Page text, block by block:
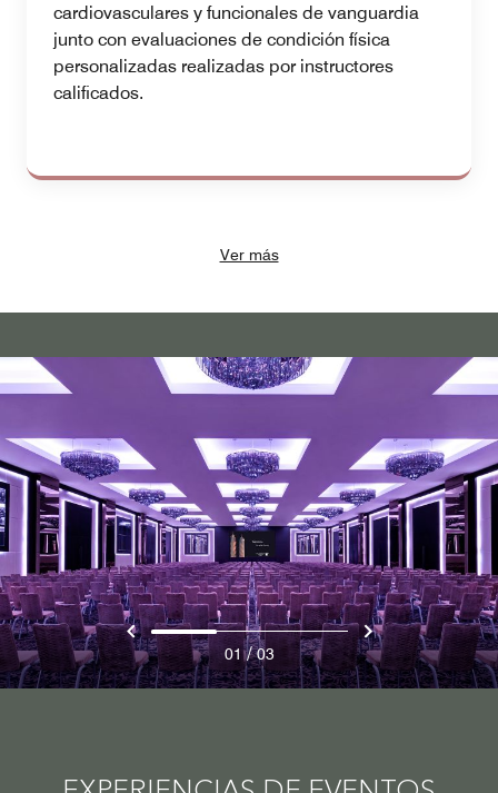
cardiovasculares y funcionales de vanguardia
junto con evaluaciones de condición física
personalizadas realizadas por instructores
calificados.
Ver más
01 / 03